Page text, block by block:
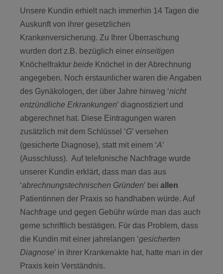
Unsere Kundin erhielt nach immerhin 14 Tagen die
Auskunft von ihrer gesetzlichen
Krankenversicherung. Zu Ihrer Überraschung
wurden dort z.B. bezüglich einer einseitigen
Knöchelfraktur beide Knöchel in der Abrechnung
angegeben. Noch erstaunlicher waren die Angaben
des Gynäkologen, der über Jahre hinweg ‘nicht
entzündliche Erkrankungen’ diagnostiziert und
abgerechnet hat. Diese Eintragungen waren
zusätzlich mit dem Schlüssel ‘G’ versehen
(gesicherte Diagnose), statt mit einem ‘A’
(Ausschluss). Auf telefonische Nachfrage wurde
unserer Kundin erklärt, dass man das aus
‘abrechnungstechnischen Gründen’ bei allen
Patientinnen der Praxis so handhaben würde. Auf
Nachfrage und gegen Gebühr würde man das auch
gerne schriftlich bestätigen. Für das Problem, dass
die Kundin mit einer jahrelangen ‘gesicherten
Diagnose’ in ihrer Krankenakte hat, hatte man in der
Praxis kein Verständnis.